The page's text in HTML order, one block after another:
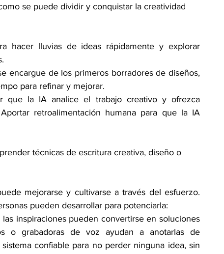
se puede dividir y conquistar la creatividad
hacer lluvias de ideas rápidamente y explorar
encargue de los primeros borradores de diseños,
para refinar y mejorar.
que la IA analice el trabajo creativo y ofrezca
retroalimentación humana para que la IA
técnicas de escritura creativa, diseño o
mejorarse y cultivarse a través del esfuerzo.
pueden desarrollar para potenciarla:
inspiraciones pueden convertirse en soluciones
o grabadoras de voz ayudan a anotarlas de
confiable para no perder ninguna idea, sin